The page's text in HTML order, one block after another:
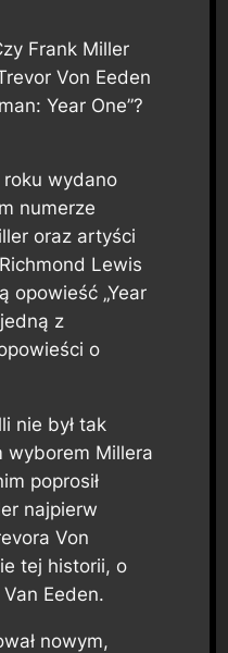
Frank Miller
Von Eeden
Year One”?
wydano
numerze
oraz artyści
Lewis
opowieść „Year
z
o
nie był tak
wyborem Millera
poprosił
najpierw
Von
tej historii, o
Eeden.
nowym,